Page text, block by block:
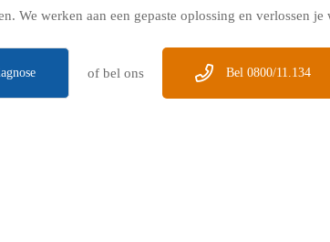
We werken aan een gepaste oplossing en verlossen
of bel ons Bel 0800/11.134